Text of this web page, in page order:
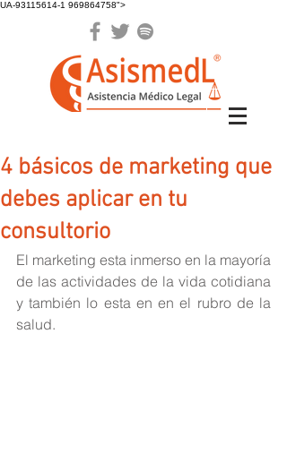
UA-93115614-1 969864758">
4 básicos de marketing que
debes aplicar en tu
consultorio
El marketing esta inmerso en la mayoría
de las actividades de la vida cotidiana
y también lo esta en en el rubro de la
salud.